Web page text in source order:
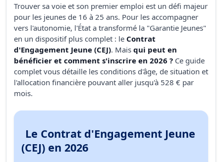
Trouver sa voie et son premier emploi est un défi majeur
pour les jeunes de 16 à 25 ans. Pour les accompagner
vers l'autonomie, l'État a transformé la "Garantie Jeunes"
en un dispositif plus complet : le Contrat
d'Engagement Jeune (CEJ). Mais qui peut en
bénéficier et comment s'inscrire en 2026 ? Ce guide
complet vous détaille les conditions d'âge, de situation et
l'allocation financière pouvant aller jusqu'à 528 € par
mois.
Le Contrat d'Engagement Jeune
(CEJ) en 2026